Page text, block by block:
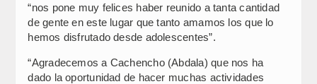
“nos pone muy felices haber reunido a tanta cantidad
de gente en este lugar que tanto amamos los que lo
hemos disfrutado desde adolescentes”.
“Agradecemos a Cachencho (Abdala) que nos ha
dado la oportunidad de hacer muchas actividades